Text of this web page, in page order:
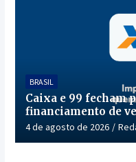
BRASIL
Caixa e 99 fecham
financiamento de
4 de agosto de 2026